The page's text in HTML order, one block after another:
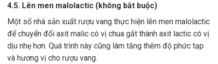
4.5. Lên men malolactic (không bắt buộc)
Một số nhà sản xuất rượu vang thực hiện lên men malolactic
để chuyển đổi axit malic có vị chua gắt thành axit lactic có vị
dịu nhẹ hơn. Quá trình này cũng làm tăng thêm độ phức tạp
và hương vị cho rượu vang.